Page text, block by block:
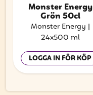
Monster Energy
Grön 50cl
Monster Energy |
24x500 ml
LOGGA IN FÖR KÖP